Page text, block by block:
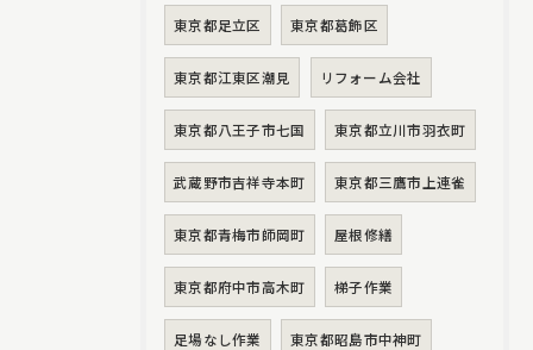
東京都足立区 東京都葛飾区
東京都江東区潮見 リフォーム会社
東京都八王子市七国 東京都立川市羽衣町
武蔵野市吉祥寺本町 東京都三鷹市上連雀
東京都青梅市師岡町 屋根修繕
東京都府中市高木町 梯子作業
足場なし作業 東京都昭島市中神町